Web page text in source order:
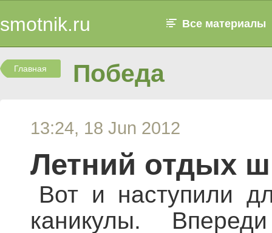
smotnik.ru Все материалы
Главная Победа
13:24, 18 Jun 2012
Летний отдых
Вот и наступили
каникулы.